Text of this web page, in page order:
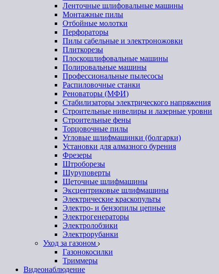
Ленточные шлифовальные машины
Монтажные пилы
Отбойные молотки
Перфораторы
Пилы сабельные и электроножовки
Плиткорезы
Плоскошлифовальные машины
Полировальные машины
Профессиональные пылесосы
Распиловочные станки
Реноваторы (МФИ)
Стабилизаторы электрического напряжения
Строительные нивелиры и лазерные уровни
Строительные фены
Торцовочные пилы
Угловые шлифмашинки (болгарки)
Установки для алмазного бурения
Фрезеры
Штроборезы
Шуруповерты
Щеточные шлифмашины
Эксцентриковые шлифмашины
Электрические краскопульты
Электро- и бензопилы цепные
Электрогенераторы
Электролобзики
Электрорубанки
Уход за газоном
Газонокосилки
Триммеры
Видеонаблюдение